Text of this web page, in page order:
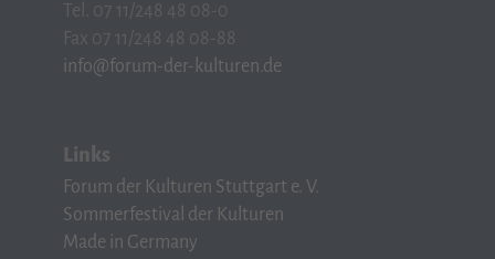
Tel. 07 11/248 48 08-0
Fax 07 11/248 48 08-88
info@forum-der-kulturen.de
Links
Forum der Kulturen Stuttgart e. V.
Sommerfestival der Kulturen
Made in Germany